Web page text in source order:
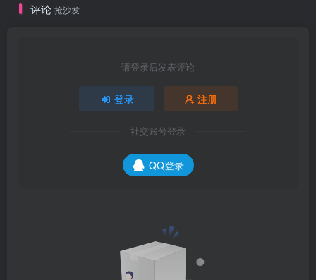
评论 抢沙发
请登录后发表评论
登录 注册
社交账号登录
QQ登录